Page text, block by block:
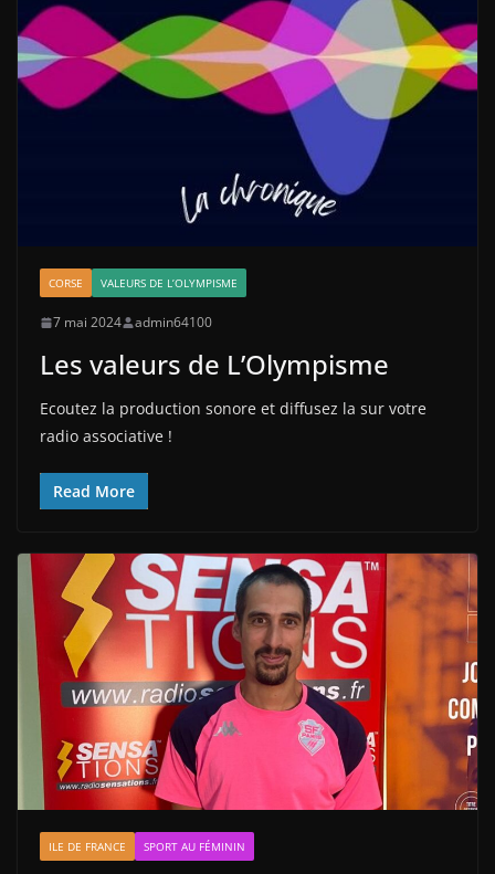
CORSE VALEURS DE L’OLYMPISME
7 mai 2024 admin64100
Les valeurs de L’Olympisme
Ecoutez la production sonore et diffusez la sur votre
radio associative !
Read More
ILE DE FRANCE SPORT AU FÉMININ